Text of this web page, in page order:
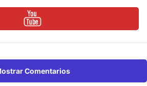
Comentarios